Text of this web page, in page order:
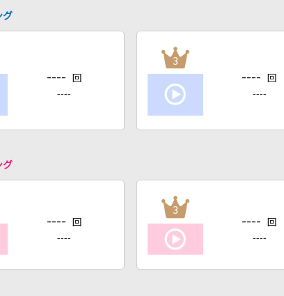
グ
---- 回
----
3
---- 回
----
グ
---- 回
----
3
---- 回
----